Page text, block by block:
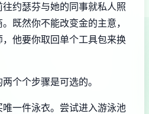
约瑟芬与她的同事就私人照
既然你不能改变金的主意，
他要你取回单个工具包来换
个个步骤是可选的。
一件泳衣。尝试进入游泳池